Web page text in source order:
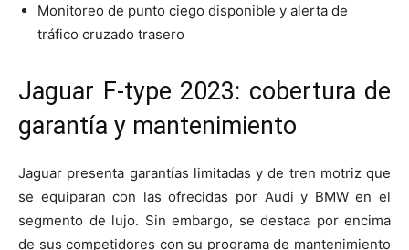
Monitoreo de punto ciego disponible y alerta de
tráfico cruzado trasero
Jaguar F-type 2023: cobertura de
garantía y mantenimiento
Jaguar presenta garantías limitadas y de tren motriz que
se equiparan con las ofrecidas por Audi y BMW en el
segmento de lujo. Sin embargo, se destaca por encima
de sus competidores con su programa de mantenimiento